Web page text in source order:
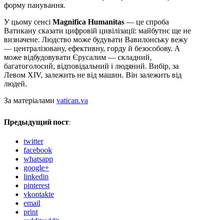
форму панування.
У цьому сенсі Magnifica Humanitas — це спроба
Ватикану сказати цифровій цивілізації: майбутнє ще не
визначене. Людство може будувати Вавилонську вежу
— централізовану, ефективну, горду й безособову. А
може відбудовувати Єрусалим — складний,
багатоголосий, відповідальний і людяний. Вибір, за
Левом XIV, залежить не від машин. Він залежить від
людей.
За матеріалами vatican.va
Предыдущий пост:
twitter
facebook
whatsapp
google+
linkedin
pinterest
vkontakte
email
print